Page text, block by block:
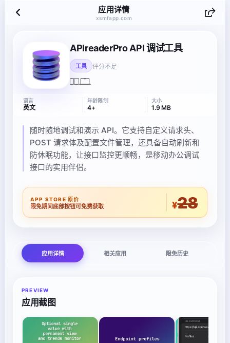
应用详情
xsmfapp.com
APIreaderPro API 调试工具
工具 评分不足
语言
英文
年龄限制
4+
大小
1.9 MB
随时随地调试和演示 API。它支持自定义请求头、
POST 请求体及配置文件管理，还具备自动刷新和
防休眠功能，让接口监控更顺畅，是移动办公调试
接口的实用伴侣。
APP STORE 原价
限免期间底部按钮可免费获取 ¥28
应用详情 相关应用 限免历史
PREVIEW
应用截图